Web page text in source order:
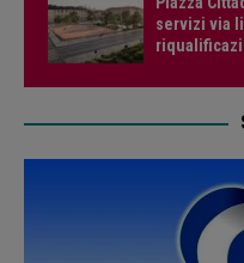
servizi via